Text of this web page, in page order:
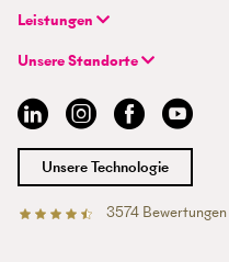
info@betterhomes.ch
FAQ | Immobilienmakler/-in
Unternehmen
Hybrides Maklermodell
BETTERHOMES-Erfahrungen
Jobs
Standorte
Presse
Leistungen
Immobilie suchen
Immobilie bewerten
Immobilien-Ratgeber
Immobilienmakler/-in werden
Unsere Standorte
Aargau
Basel
Chur
Lausanne
Luzern
Unsere Technologie
3574Bewertungen